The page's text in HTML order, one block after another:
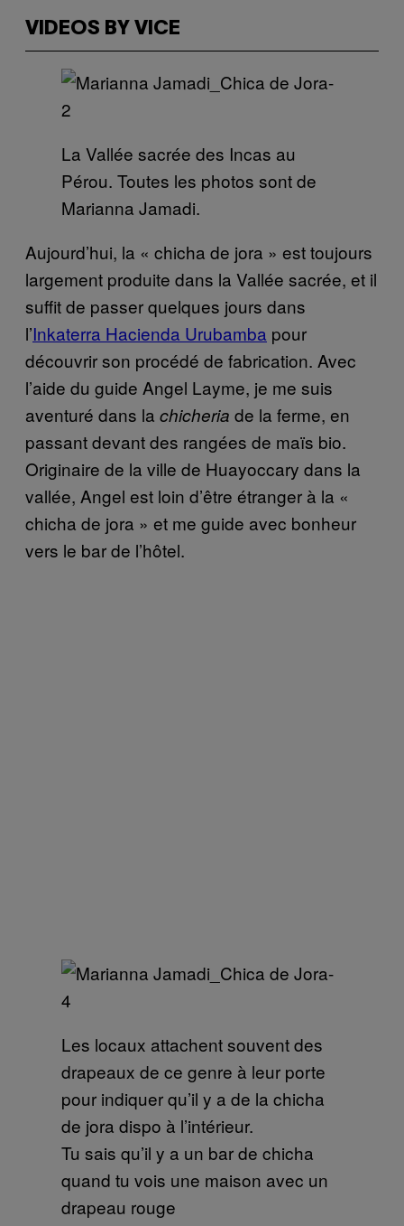
VIDEOS BY VICE
La Vallée sacrée des Incas au
Pérou. Toutes les photos sont de
Marianna Jamadi.
Aujourd’hui, la « chicha de jora » est toujours
largement produite dans la Vallée sacrée, et il
suffit de passer quelques jours dans
l’Inkaterra Hacienda Urubamba pour
découvrir son procédé de fabrication. Avec
l’aide du guide Angel Layme, je me suis
aventuré dans la chicheria de la ferme, en
passant devant des rangées de maïs bio.
Originaire de la ville de Huayoccary dans la
vallée, Angel est loin d’être étranger à la «
chicha de jora » et me guide avec bonheur
vers le bar de l’hôtel.
Les locaux attachent souvent des
drapeaux de ce genre à leur porte
pour indiquer qu’il y a de la chicha
de jora dispo à l’intérieur.
Tu sais qu’il y a un bar de chicha
quand tu vois une maison avec un
drapeau rouge